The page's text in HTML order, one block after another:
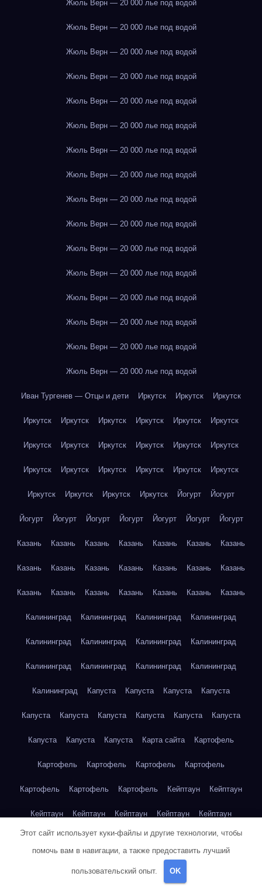
Жюль Верн — 20 000 лье под водой
Жюль Верн — 20 000 лье под водой
Жюль Верн — 20 000 лье под водой
Жюль Верн — 20 000 лье под водой
Жюль Верн — 20 000 лье под водой
Жюль Верн — 20 000 лье под водой
Жюль Верн — 20 000 лье под водой
Жюль Верн — 20 000 лье под водой
Жюль Верн — 20 000 лье под водой
Жюль Верн — 20 000 лье под водой
Жюль Верн — 20 000 лье под водой
Жюль Верн — 20 000 лье под водой
Жюль Верн — 20 000 лье под водой
Жюль Верн — 20 000 лье под водой
Жюль Верн — 20 000 лье под водой
Жюль Верн — 20 000 лье под водой
Иван Тургенев — Отцы и дети Иркутск Иркутск Иркутск
Иркутск Иркутск Иркутск Иркутск Иркутск Иркутск
Иркутск Иркутск Иркутск Иркутск Иркутск Иркутск
Иркутск Иркутск Иркутск Иркутск Иркутск Иркутск
Иркутск Иркутск Иркутск Иркутск Йогурт Йогурт
Йогурт Йогурт Йогурт Йогурт Йогурт Йогурт Йогурт
Казань Казань Казань Казань Казань Казань Казань
Казань Казань Казань Казань Казань Казань Казань
Казань Казань Казань Казань Казань Казань Казань
Калининград Калининград Калининград Калининград
Калининград Калининград Калининград Калининград
Калининград Калининград Калининград Калининград
Калининград Капуста Капуста Капуста Капуста
Капуста Капуста Капуста Капуста Капуста Капуста
Капуста Капуста Капуста Карта сайта Картофель
Картофель Картофель Картофель Картофель
Картофель Картофель Картофель Кейптаун Кейптаун
Кейптаун Кейптаун Кейптаун Кейптаун Кейптаун
Кейптаун Кейптаун Кейптаун Кейптаун Кейптаун
Кейптаун
Этот сайт использует куки-файлы и другие технологии, чтобы
помочь вам в навигации, а также предоставить лучший
пользовательский опыт. OK